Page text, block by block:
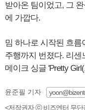
받아온 팀이었고, 그
에 가깝다.
밈 하나로 시작된 흐름
주행까지 번졌다. 리센
메이크 싱글 'Pretty
윤준필 기자
<저작권자 ⓒ 비즈엔터 무단